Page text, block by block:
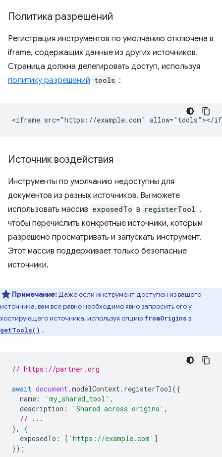
Политика разрешений
Регистрация инструментов по умолчанию отключена в
iframe, содержащих данные из других источников.
Страница должна делегировать доступ, используя
политику разрешений tools :
Источник воздействия
Инструменты по умолчанию недоступны для
документов из разных источников. Вы можете
использовать массив exposedTo в registerTool ,
чтобы перечислить конкретные источники, которым
разрешено просматривать и запускать инструмент.
Этот массив поддерживает только безопасные
источники.
Примечание:Даже если инструмент доступен из вашего
источника, вам все равно необходимо явно запросить его у
хостирующего источника, используя опцию fromOrigins в
getTools() .
// https://partner.org
await document.modelContext. registerTool({
name : 'my_shared_tool' ,
description : 'Shared across origins' ,
// ...
},
{
exposedTo : [ 'https://example.com' ]
});